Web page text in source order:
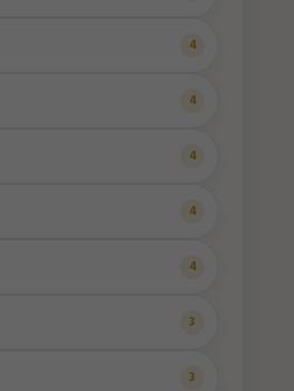
4
4
4
4
4
3
3